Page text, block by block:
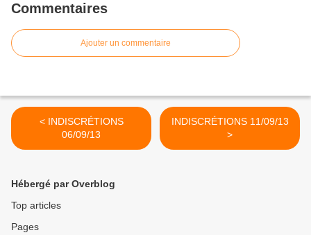
Commentaires
Ajouter un commentaire
< INDISCRÉTIONS
06/09/13
INDISCRÉTIONS 11/09/13
>
Hébergé par Overblog
Top articles
Pages